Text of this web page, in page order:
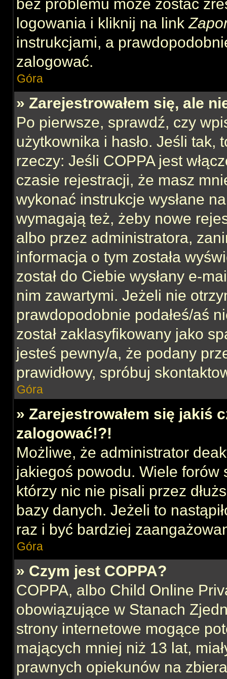
bez problemu może zostać
logowania i kliknij na link
instrukcjami, a
zalogować.
Góra
» Zarejestrowałem się, ale
Po pierwsze, sprawdź, czy
użytkownika i hasło. Jeśli tak,
rzeczy: Jeśli COPPA jest
czasie rejestracji, że masz
wykonać instrukcje wysłane
wymagają też, żeby nowe
albo przez administratora,
informacja o tym została
został do Ciebie wysłany e-
nim zawartymi. Jeżeli nie
prawdopodobnie podałeś/aś
został zaklasyfikowany jako
jesteś pewny/a, że podany
prawidłowy, spróbuj
Góra
» Zarejestrowałem się jakiś
zalogować!?!
Możliwe, że administrator
jakiegoś powodu. Wiele forów
którzy nic nie pisali przez
bazy danych. Jeżeli to
raz i być bardziej
Góra
» Czym jest COPPA?
COPPA, albo Child Online
obowiązujące w Stanach
strony internetowe mogące
mających mniej niż 13 lat,
prawnych opiekunów na